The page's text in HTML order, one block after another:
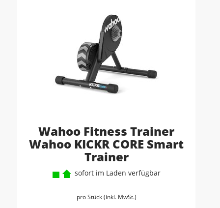
Wahoo Fitness Trainer
Wahoo KICKR CORE Smart
Trainer
sofort im Laden verfügbar
pro Stück (inkl. MwSt.)